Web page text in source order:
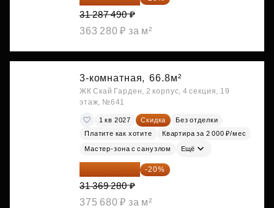
31 287 490 ₽
363 280 ₽ за м²
3-комнатная, 66.8м²
ЖК Скай Гарден, 2 корпус, 4 секция, 19
этаж, №641
1 кв 2027 Скидка
Без отделки
Платите как хотите
Квартира за 2 000 ₽/мес
Мастер-зона с санузлом Ещё
25 095 424 ₽ -20%
31 369 280 ₽
375 680 ₽ за м²